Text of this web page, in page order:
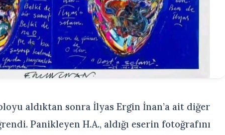
aldıktan sonra İlyas Ergin İnan’a ait diğer
Panikleyen H.A., aldığı eserin fotoğrafını